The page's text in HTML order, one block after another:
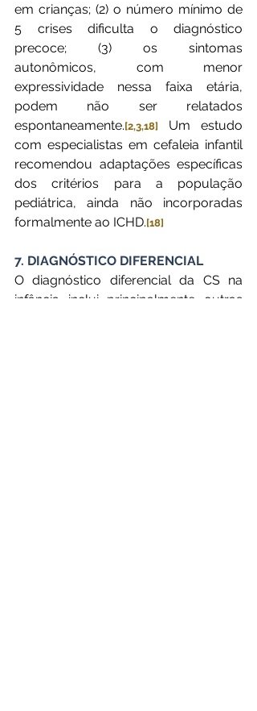
em crianças; (2) o número mínimo de
5 crises dificulta o diagnóstico
precoce; (3) os sintomas
autonômicos, com menor
expressividade nessa faixa etária,
podem não ser relatados
espontaneamente.[2,3,18]
Um estudo
com especialistas em cefaleia infantil
recomendou adaptações específicas
dos critérios para a população
pediátrica, ainda não incorporadas
formalmente ao ICHD.[18]
7. DIAGNÓSTICO DIFERENCIAL
O diagnóstico diferencial da CS na
infância inclui principalmente outras